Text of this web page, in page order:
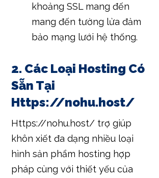
khoảng SSL mang đến
mang đến tường lửa đảm
bảo mạng lưới hệ thống.
2. Các Loại Hosting Có
Sẵn Tại
Https://nohu.host/
Https://nohu.host/ trợ giúp
khôn xiết đa dạng nhiều loại
hình sản phẩm hosting hợp
pháp cùng với thiết yếu của